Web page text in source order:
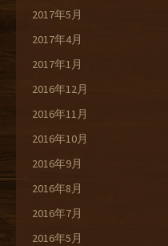
2017年5月
2017年4月
2017年1月
2016年12月
2016年11月
2016年10月
2016年9月
2016年8月
2016年7月
2016年5月